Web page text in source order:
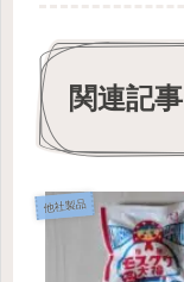
関連記事
他社製品